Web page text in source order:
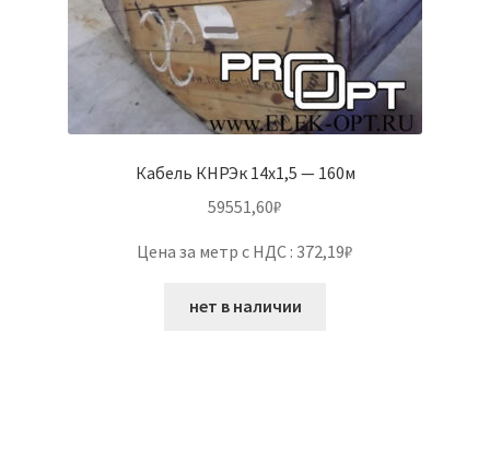
Кабель КНРЭк 14х1,5 — 160м
59551,60₽
Цена за метр с НДС : 372,19₽
нет в наличии